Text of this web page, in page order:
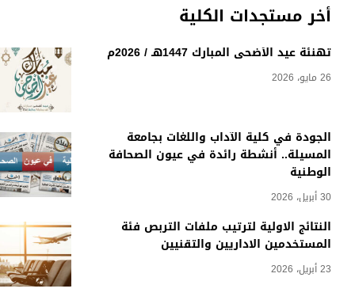
أخر مستجدات الكلية
تهنئة عيد الأضحى المبارك 1447هـ / 2026م
26 مايو، 2026
الجودة في كلية الآداب واللغات بجامعة
المسيلة.. أنشطة رائدة في عيون الصحافة
الوطنية
30 أبريل، 2026
النتائج الاولية لترتيب ملفات التربص فئة
المستخدمين الاداريين والتقنيين
23 أبريل، 2026